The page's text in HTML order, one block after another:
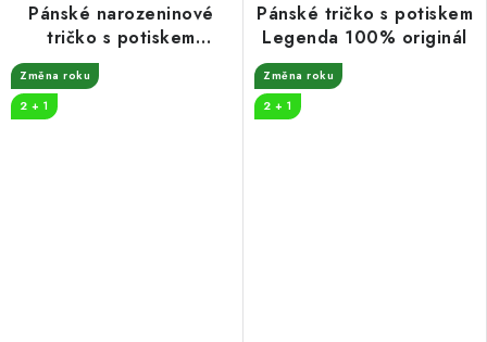
Pánské narozeninové
tričko s potiskem
Legenda
Změna roku
2 + 1
Pánské tričko s potiskem
Legenda 100% originál
Změna roku
2 + 1